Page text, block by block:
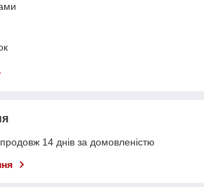
14 днів за домовленістю